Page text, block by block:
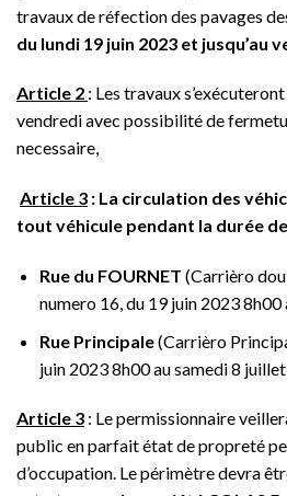
travaux de réfection des pavages
du lundi 19 juin 2023 et jusqu’au
Article 2 : Les travaux
vendredi avec possibilité de
necessaire,
Article 3 : La circulation des
tout véhicule pendant la durée
Rue du FOURNET (Carrièro
numero 16, du 19 juin 2023
Rue Principale(Carrièro
juin 2023 8h00 au samedi 8
Article 3 : Le permissionnaire
public en parfait état de propreté
d’occupation. Le périmètre devra